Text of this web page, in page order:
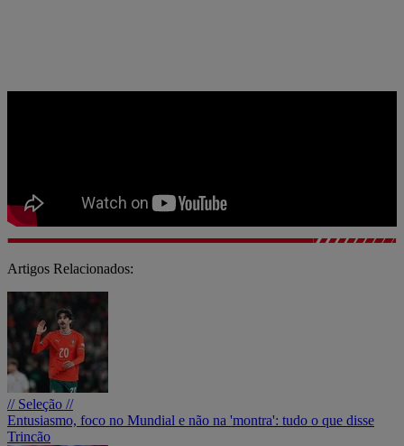
Artigos Relacionados:
// Seleção //
Entusiasmo, foco no Mundial e não na 'montra': tudo o que disse
Trincão